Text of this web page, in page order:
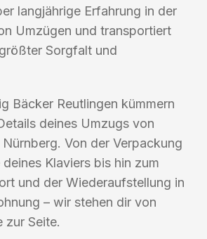
langjährige Erfahrung in der
Umzügen und transportiert
Sorgfalt und
Bäcker Reutlingen kümmern
deines Umzugs von
Von der Verpackung
Klaviers bis hin zum
und der Wiederaufstellung in
– wir stehen dir von
zur Seite.